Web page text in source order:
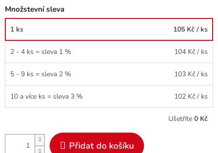
Množstevní sleva
1 ks 105 Kč / ks
2 - 4 ks = sleva 1 % 104 Kč / ks
5 - 9 ks = sleva 2 % 103 Kč / ks
10 a více ks = sleva 3 % 102 Kč / ks
Ušetříte 0 Kč
Přidat do košíku